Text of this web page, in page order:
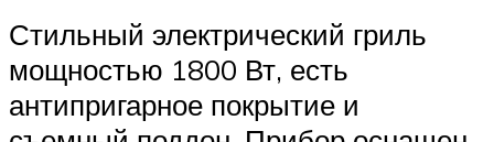
Стильный электрический гриль
мощностью 1800 Вт, есть
антипригарное покрытие и